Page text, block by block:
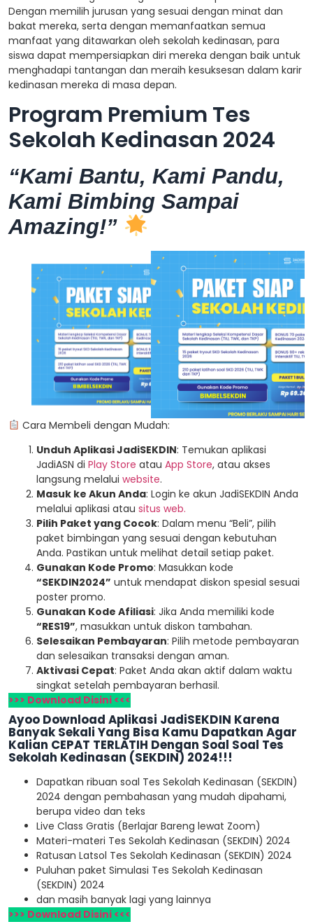
Dengan memilih jurusan yang sesuai dengan minat dan
bakat mereka, serta dengan memanfaatkan semua
manfaat yang ditawarkan oleh sekolah kedinasan, para
siswa dapat mempersiapkan diri mereka dengan baik untuk
menghadapi tantangan dan meraih kesuksesan dalam karir
kedinasan mereka di masa depan.
Program Premium Tes
Sekolah Kedinasan 2024
“Kami Bantu, Kami Pandu,
Kami Bimbing Sampai
Amazing!”
Cara Membeli dengan Mudah:
Unduh Aplikasi JadiSEKDIN: Temukan aplikasi
JadiASN di Play Store atau App Store, atau akses
langsung melalui website.
Masuk ke Akun Anda: Login ke akun JadiSEKDIN Anda
melalui aplikasi atau situs web.
Pilih Paket yang Cocok: Dalam menu “Beli”, pilih
paket bimbingan yang sesuai dengan kebutuhan
Anda. Pastikan untuk melihat detail setiap paket.
Gunakan Kode Promo: Masukkan kode
“SEKDIN2024” untuk mendapat diskon spesial sesuai
poster promo.
Gunakan Kode Afiliasi: Jika Anda memiliki kode
“RES19”, masukkan untuk diskon tambahan.
Selesaikan Pembayaran: Pilih metode pembayaran
dan selesaikan transaksi dengan aman.
Aktivasi Cepat: Paket Anda akan aktif dalam waktu
singkat setelah pembayaran berhasil.
>>> Download Disini <<<
Ayoo Download Aplikasi JadiSEKDIN Karena
Banyak Sekali Yang Bisa Kamu Dapatkan Agar
Kalian CEPAT TERLATIH Dengan Soal Soal Tes
Sekolah Kedinasan (SEKDIN) 2024!!!
Dapatkan ribuan soal Tes Sekolah Kedinasan (SEKDIN)
2024 dengan pembahasan yang mudah dipahami,
berupa video dan teks
Live Class Gratis (Berlajar Bareng lewat Zoom)
Materi-materi Tes Sekolah Kedinasan (SEKDIN) 2024
Ratusan Latsol Tes Sekolah Kedinasan (SEKDIN) 2024
Puluhan paket Simulasi Tes Sekolah Kedinasan
(SEKDIN) 2024
dan masih banyak lagi yang lainnya
>>> Download Disini <<<